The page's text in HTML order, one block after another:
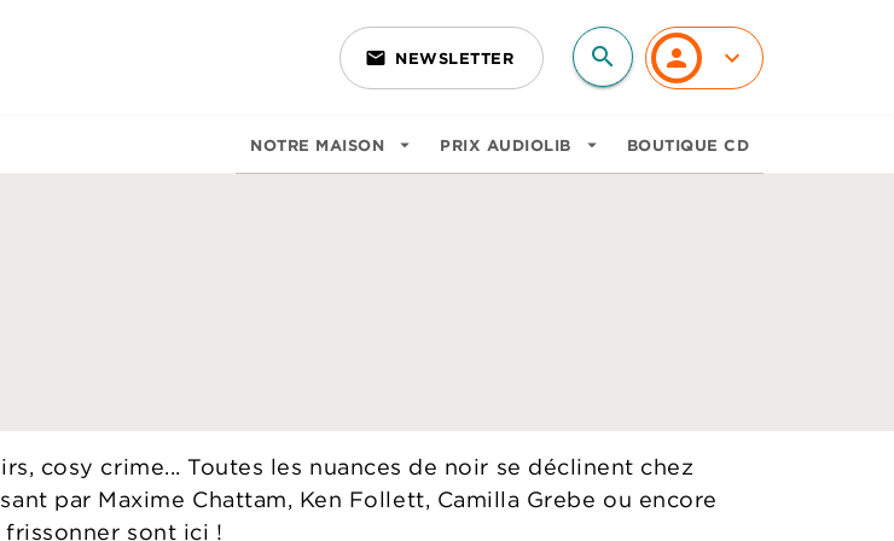
email NEWSLETTER search personn keyboard_arrow_down
NOTRE MAISON arrow_drop_down PRIX AUDIOLIB arrow_drop_down BOUTIQUE CD
cosy crime... Toutes les nuances de noir se déclinent chez
par Maxime Chattam, Ken Follett, Camilla Grebe ou encore
sont ici !